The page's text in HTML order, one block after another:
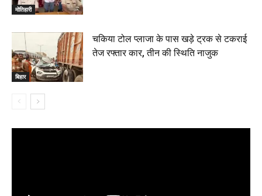
मोतिहारी
बिहार
चकिया टोल प्लाजा के पास खड़े ट्रक से टकराई
तेज रफ्तार कार, तीन की स्थिति नाजुक